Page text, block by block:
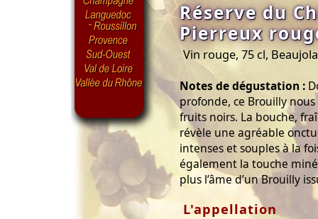
Réserve du
Pierreux
Vin rouge, 75 cl,
Notes de dégustation :
profonde, ce Brouilly
fruits noirs. La bouche,
révèle une agréable
intenses et souples à la
également la touche
plus l’âme d’un Brouilly
L'appellation